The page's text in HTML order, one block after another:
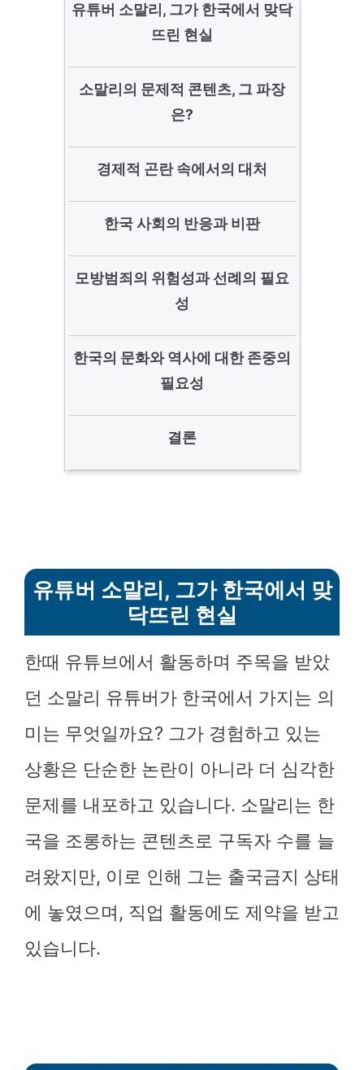
유튜버 소말리, 그가 한국에서 맞닥
뜨린 현실
소말리의 문제적 콘텐츠, 그 파장
은?
경제적 곤란 속에서의 대처
한국 사회의 반응과 비판
모방범죄의 위험성과 선례의 필요
성
한국의 문화와 역사에 대한 존중의
필요성
결론
유튜버 소말리, 그가 한국에서 맞
닥뜨린 현실
한때 유튜브에서 활동하며 주목을 받았
던 소말리 유튜버가 한국에서 가지는 의
미는 무엇일까요? 그가 경험하고 있는
상황은 단순한 논란이 아니라 더 심각한
문제를 내포하고 있습니다. 소말리는 한
국을 조롱하는 콘텐츠로 구독자 수를 늘
려왔지만, 이로 인해 그는 출국금지 상태
에 놓였으며, 직업 활동에도 제약을 받고
있습니다.